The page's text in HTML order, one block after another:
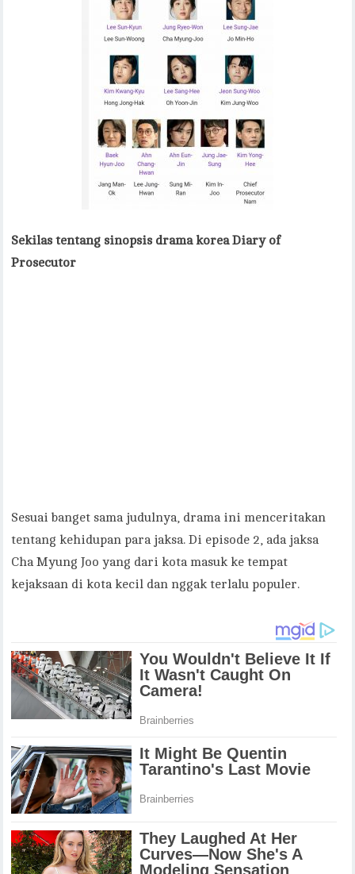
Sekilas tentang sinopsis drama korea Diary of
Prosecutor
Sesuai banget sama judulnya, drama ini menceritakan
tentang kehidupan para jaksa. Di episode 2, ada jaksa
Cha Myung Joo yang dari kota masuk ke tempat
kejaksaan di kota kecil dan nggak terlalu populer.